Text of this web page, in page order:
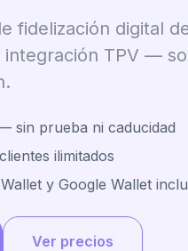
fidelización digital
TPV —
sin prueba ni caducidad
ilimitados
y Google Wallet
Ver precios